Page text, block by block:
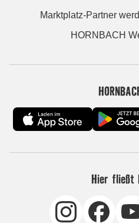
Marktplatz-Partner
HORNBACH
Hier fließt